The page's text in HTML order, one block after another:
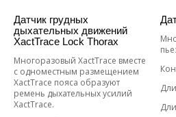
Датчик грудных
дыхательных движений
XactTrace Lock Thorax
Многоразовый XactTrace вместе
с одноместным размещением
XactTrace пояса образуют
ремень дыхательных усилий
XactTrace.